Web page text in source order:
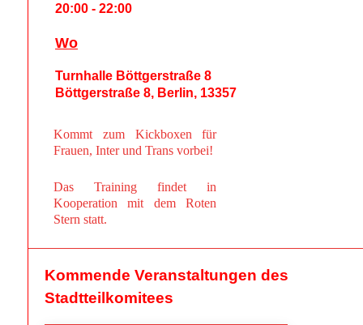
Kommt zum Kickboxen für
Frauen, Inter und Trans vorbei!
Das Training findet in
Kooperation mit dem Roten
Stern statt.
20:00 - 22:00
Wo
Turnhalle Böttgerstraße 8
Böttgerstraße 8, Berlin, 13357
Kommende Veranstaltungen des
Stadtteilkomitees